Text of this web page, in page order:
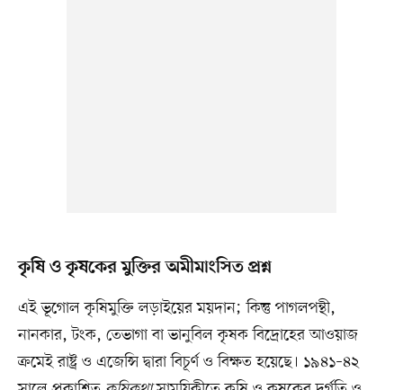
কৃষি ও কৃষকের মুক্তির অমীমাংসিত প্রশ্ন
এই ভূগোল কৃষিমুক্তি লড়াইয়ের ময়দান; কিন্তু পাগলপন্থী,
নানকার, টংক, তেভাগা বা ভানুবিল কৃষক বিদ্রোহের আওয়াজ
ক্রমেই রাষ্ট্র ও এজেন্সি দ্বারা বিচূর্ণ ও বিক্ষত হয়েছে। ১৯৪১–৪২